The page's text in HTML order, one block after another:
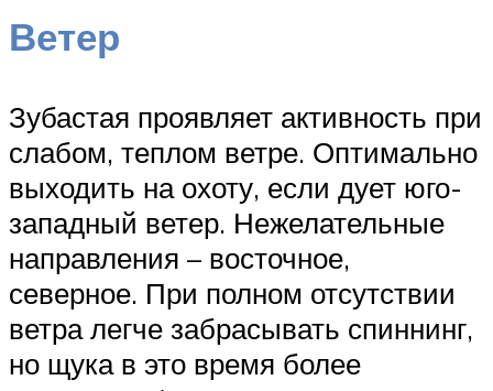
Ветер
Зубастая проявляет активность при
слабом, теплом ветре. Оптимально
выходить на охоту, если дует юго-
западный ветер. Нежелательные
направления – восточное,
северное. При полном отсутствии
ветра легче забрасывать спиннинг,
но щука в это время более